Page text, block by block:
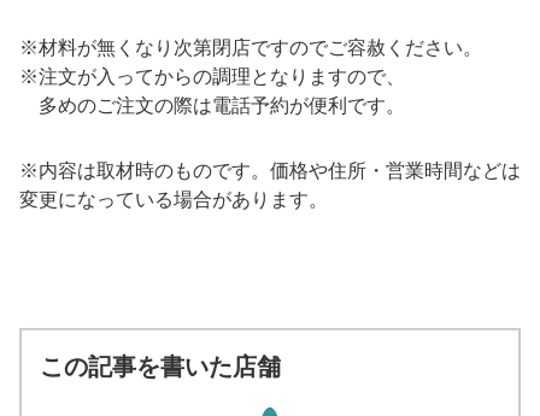
※材料が無くなり次第閉店ですのでご容赦ください。
※注文が入ってからの調理となりますので、
多めのご注文の際は電話予約が便利です。
※内容は取材時のものです。価格や住所・営業時間などは
変更になっている場合があります。
この記事を書いた店舗